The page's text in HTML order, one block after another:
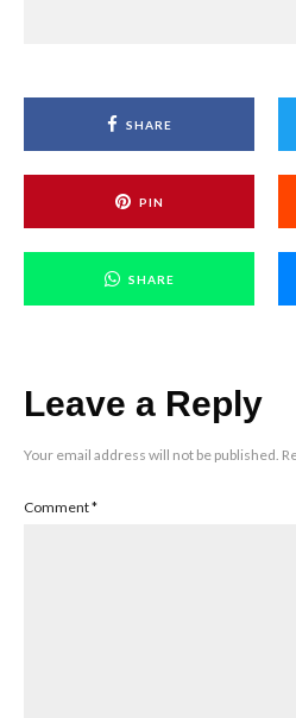
SHARE
PIN
SHARE
Leave a Reply
Your email address will not be published.
Comment*